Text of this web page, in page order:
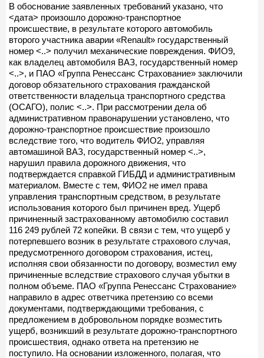
В обоснование заявленных требований указано, что
<дата> произошло дорожно-транспортное
происшествие, в результате которого автомобиль
второго участника аварии «Renault» государственный
номер <..> получил механические повреждения. ФИО9,
как владелец автомобиля ВАЗ, государственный номер
<..>, и ПАО «Группа Ренессанс Страхование» заключили
договор обязательного страхования гражданской
ответственности владельца транспортного средства
(ОСАГО), полис <..>. При рассмотрении дела об
административном правонарушении установлено, что
дорожно-транспортное происшествие произошло
вследствие того, что водитель ФИО2, управляя
автомашиной ВАЗ, государственный номер <..>,
нарушил правила дорожного движения, что
подтверждается справкой ГИБДД и административным
материалом. Вместе с тем, ФИО2 не имел права
управления транспортным средством, в результате
использования которого был причинен вред. Ущерб
причиненный застрахованному автомобилю составил
116 249 рублей 72 копейки. В связи с тем, что ущерб у
потерпевшего возник в результате страхового случая,
предусмотренного договором страхования, истец,
исполняя свои обязанности по договору, возместил ему
причиненные вследствие страхового случая убытки в
полном объеме. ПАО «Группа Ренессанс Страхование»
направило в адрес ответчика претензию со всеми
документами, подтверждающими требования, с
предложением в добровольном порядке возместить
ущерб, возникший в результате дорожно-транспортного
происшествия, однако ответа на претензию не
поступило. На основании изложенного, полагая, что